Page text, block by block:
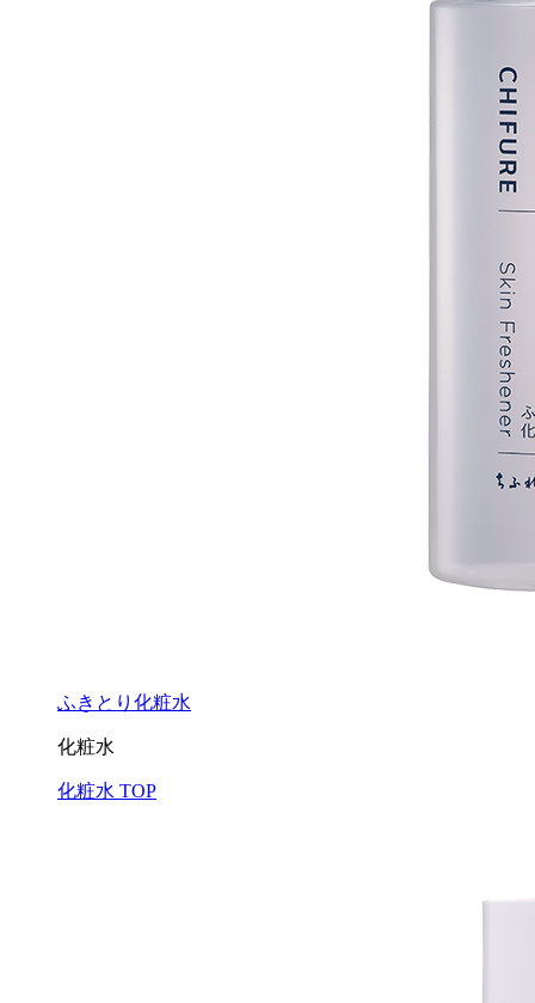
ふきとり化粧水
化粧水
化粧水 TOP